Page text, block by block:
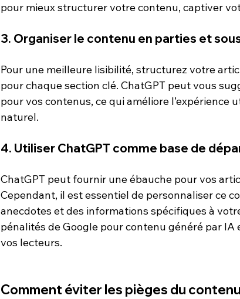
pour mieux structurer votre contenu, captiver
3. Organiser le contenu en parties et
Pour une meilleure lisibilité, structurez votre
pour chaque section clé. ChatGPT peut vous
pour vos contenus, ce qui améliore
naturel.
4. Utiliser ChatGPT comme base de
ChatGPT peut fournir une ébauche pour vos
Cependant, il est essentiel de personnaliser ce
anecdotes et des informations spécifiques à
pénalités de Google pour contenu généré par IA
vos lecteurs.
Comment éviter les pièges du